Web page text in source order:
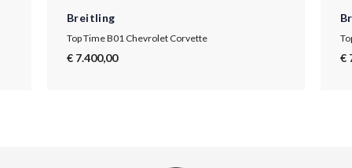
Breitling
Top Time B01 Chevrolet Corvette
€ 7.400,00 €